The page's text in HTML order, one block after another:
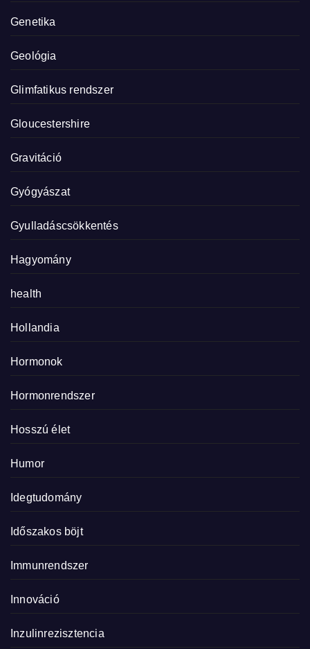
Genetika
Geológia
Glimfatikus rendszer
Gloucestershire
Gravitáció
Gyógyászat
Gyulladáscsökkentés
Hagyomány
health
Hollandia
Hormonok
Hormonrendszer
Hosszú élet
Humor
Idegtudomány
Időszakos böjt
Immunrendszer
Innováció
Inzulinrezisztencia